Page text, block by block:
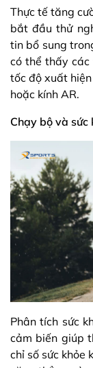
Thực tế tăng
bắt đầu thử
tin bổ sung
có thể thấy
tốc độ xuất
hoặc kính AR.
Chạy bộ và sức
Phân tích sức
cảm biến giúp
chỉ số sức khỏe